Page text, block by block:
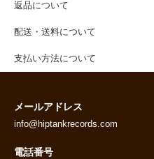
返品について
配送・送料について
支払い方法について
メールアドレス
info@hiptankrecords.com
電話番号